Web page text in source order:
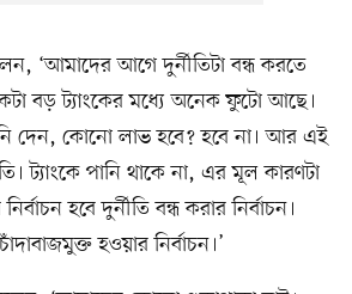
‘আমাদের আগে দুর্নীতিটা বন্ধ করতে
বড় ট্যাংকের মধ্যে অনেক ফুটো আছে।
দেন, কোনো লাভ হবে? হবে না। আর এই
ট্যাংকে পানি থাকে না, এর মূল কারণটা
হবে দুর্নীতি বন্ধ করার নির্বাচন।
হওয়ার নির্বাচন।’